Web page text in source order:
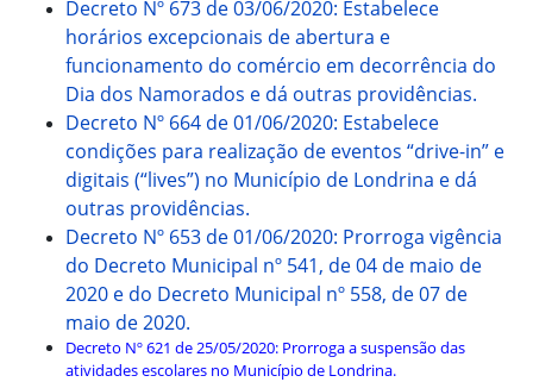
Decreto Nº 673 de 03/06/2020: Estabelece
horários excepcionais de abertura e
funcionamento do comércio em decorrência do
Dia dos Namorados e dá outras providências.
Decreto Nº 664 de 01/06/2020: Estabelece
condições para realização de eventos “drive-in” e
digitais (“lives”) no Município de Londrina e dá
outras providências.
Decreto Nº 653 de 01/06/2020: Prorroga vigência
do Decreto Municipal nº 541, de 04 de maio de
2020 e do Decreto Municipal nº 558, de 07 de
maio de 2020.
Decreto Nº 621 de 25/05/2020: Prorroga a suspensão das
atividades escolares no Município de Londrina.